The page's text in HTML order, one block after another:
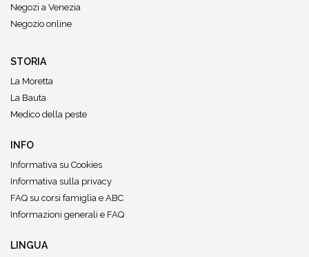
Negozi a Venezia
Negozio online
STORIA
La Moretta
La Bauta
Medico della peste
INFO
Informativa su Cookies
Informativa sulla privacy
FAQ su corsi famiglia e ABC
Informazioni generali e FAQ
LINGUA